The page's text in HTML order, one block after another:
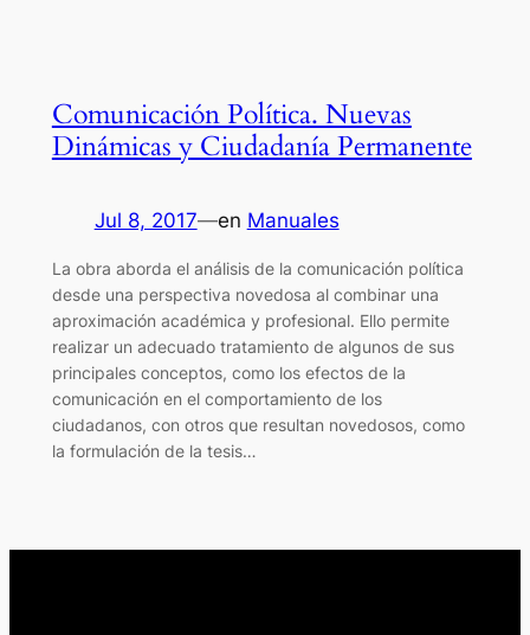
Comunicación Política. Nuevas
Dinámicas y Ciudadanía Permanente
Jul 8, 2017—en Manuales
La obra aborda el análisis de la comunicación política
desde una perspectiva novedosa al combinar una
aproximación académica y profesional. Ello permite
realizar un adecuado tratamiento de algunos de sus
principales conceptos, como los efectos de la
comunicación en el comportamiento de los
ciudadanos, con otros que resultan novedosos, como
la formulación de la tesis…